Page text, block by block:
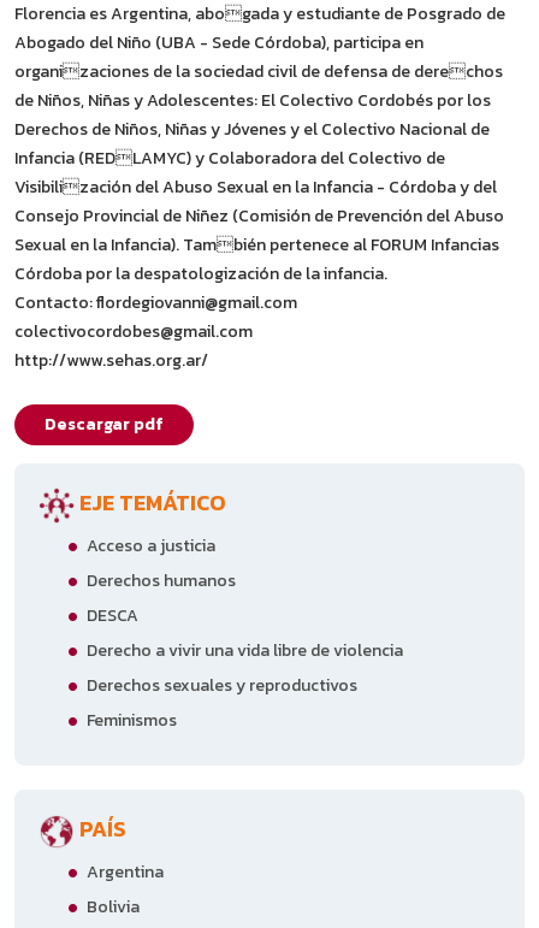
Florencia es Argentina, abogada y estudiante de Posgrado de
Abogado del Niño (UBA - Sede Córdoba), participa en
organizaciones de la sociedad civil de defensa de derechos
de Niños, Niñas y Adolescentes: El Colectivo Cordobés por los
Derechos de Niños, Niñas y Jóvenes y el Colectivo Nacional de
Infancia (REDLAMYC) y Colaboradora del Colectivo de
Visibilización del Abuso Sexual en la Infancia - Córdoba y del
Consejo Provincial de Niñez (Comisión de Prevención del Abuso
Sexual en la Infancia). También pertenece al FORUM Infancias
Córdoba por la despatologización de la infancia.
Contacto: flordegiovanni@gmail.com
colectivocordobes@gmail.com
http://www.sehas.org.ar/
Descargar pdf
EJE TEMÁTICO
Acceso a justicia
Derechos humanos
DESCA
Derecho a vivir una vida libre de violencia
Derechos sexuales y reproductivos
Feminismos
PAÍS
Argentina
Bolivia